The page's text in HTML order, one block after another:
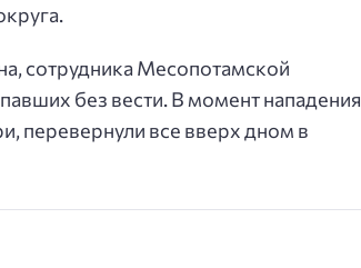
сотрудника Месопотамской
без вести. В момент нападения
перевернули все вверх дном в